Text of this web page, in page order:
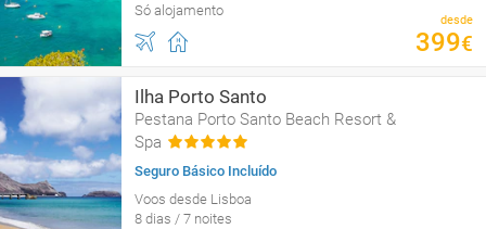
Só alojamento
desde
399€
Ilha Porto Santo
Pestana Porto Santo Beach Resort &
Spa
Seguro Básico Incluído
Voos desde Lisboa
8 dias / 7 noites